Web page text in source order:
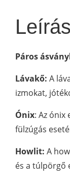
Leírás
Páros
Lávakő: A
izmokat,
Ónix: Az
fülzúgás
Howlit: A
és a túlpörgő